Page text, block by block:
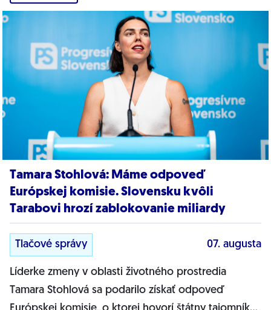
Tamara Stohlová: Máme odpoveď
Európskej komisie. Slovensku kvôli
Tarabovi hrozí zablokovanie miliardy
Tlačové správy 07. augusta
Líderke zmeny v oblasti životného prostredia
Tamara Stohlová sa podarilo získať odpoveď